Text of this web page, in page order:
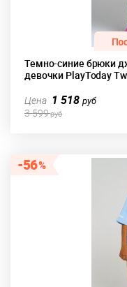
Темно-синие брюки
девочки PlayToday
Цена 1 518 руб
3 599руб
56